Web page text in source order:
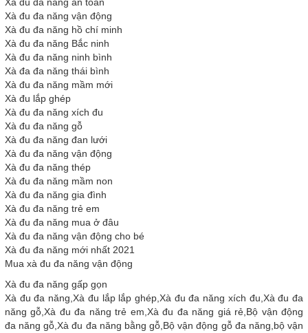
Xà đu đa năng vận động
Xà đu đa năng hồ chí minh
Xà đu đa năng Bắc ninh
Xà đu đa năng ninh bình
Xà đa đa năng thái bình
Xà đu đa năng mầm mới
Xà đu lắp ghép
Xà đu đa năng xích đu
Xà đu đa năng gỗ
Xà đu đa năng đan lưới
Xà đu đa năng vận động
Xà đu đa năng thép
Xà đu đa năng mầm non
Xà đu đa năng gia đình
Xà đu đa năng trẻ em
Xà đu đa năng mua ở đâu
Xà đu đa năng vận động cho bé
Xà đu đa năng mới nhất 2021
Mua xà đu đa năng vận động
Xà đu đa năng gấp gọn
Xà đu đa năng,Xà đu lắp lắp ghép,Xà đu đa năng xích đu,Xà đu đa
năng gỗ,Xà đu đa năng trẻ em,Xà đu đa năng giá rẻ,Bộ vận động
đa năng gỗ,Xà đu đa năng bằng gỗ,Bộ vận động gỗ đa năng,bộ vận